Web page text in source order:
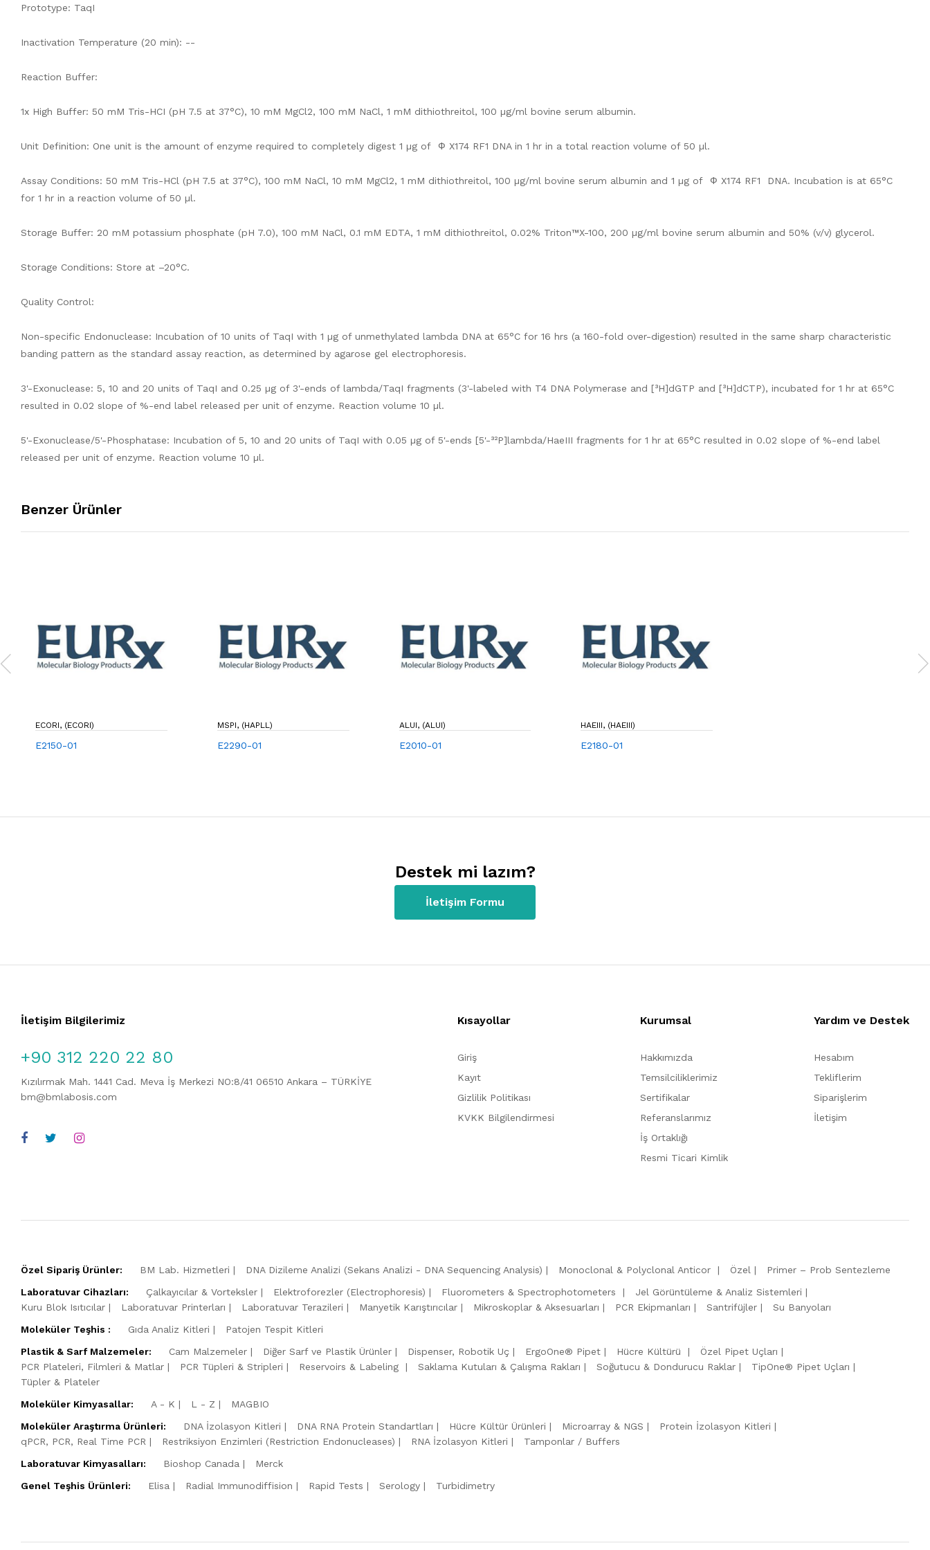
Prototype: TaqI
Inactivation Temperature (20 min): --
Reaction Buffer:
1x High Buffer: 50 mM Tris-HCI (pH 7.5 at 37°C), 10 mM MgCl2, 100 mM NaCl, 1 mM dithiothreitol, 100 µg/ml bovine serum albumin.
Unit Definition: One unit is the amount of enzyme required to completely digest 1 µg of Ф X174 RF1 DNA in 1 hr in a total reaction volume of 50 µl.
Assay Conditions: 50 mM Tris-HCl (pH 7.5 at 37°C), 100 mM NaCl, 10 mM MgCl2, 1 mM dithiothreitol, 100 µg/ml bovine serum albumin and 1 µg of Ф X174 RF1 DNA. Incubation is at 65°C
for 1 hr in a reaction volume of 50 µl.
Storage Buffer: 20 mM potassium phosphate (pH 7.0), 100 mM NaCl, 0.1 mM EDTA, 1 mM dithiothreitol, 0.02% Triton™X-100, 200 µg/ml bovine serum albumin and 50% (v/v) glycerol.
Storage Conditions: Store at –20°C.
Quality Control:
Non-specific Endonuclease: Incubation of 10 units of TaqI with 1 µg of unmethylated lambda DNA at 65°C for 16 hrs (a 160-fold over-digestion) resulted in the same sharp characteristic
banding pattern as the standard assay reaction, as determined by agarose gel electrophoresis.
3'-Exonuclease: 5, 10 and 20 units of TaqI and 0.25 µg of 3'-ends of lambda/TaqI fragments (3'-labeled with T4 DNA Polymerase and [³H]dGTP and [³H]dCTP), incubated for 1 hr at 65°C
resulted in 0.02 slope of %-end label released per unit of enzyme. Reaction volume 10 µl.
5'-Exonuclease/5'-Phosphatase: Incubation of 5, 10 and 20 units of TaqI with 0.05 µg of 5'-ends [5'-³²P]lambda/HaeIII fragments for 1 hr at 65°C resulted in 0.02 slope of %-end label
released per unit of enzyme. Reaction volume 10 µl.
Benzer Ürünler
ECORI, (ECORI)
E2150-01
MSPI, (HAPLL)
E2290-01
ALUI, (ALUI)
E2010-01
HAEIII, (HAEIII)
E2180-01
Destek mi lazım?
İletişim Formu
İletişim Bilgilerimiz
+90 312 220 22 80
Kızılırmak Mah. 1441 Cad. Meva İş Merkezi NO:8/41 06510 Ankara – TÜRKİYE
bm@bmlabosis.com
Kısayollar
Giriş
Kayıt
Gizlilik Politikası
KVKK Bilgilendirmesi
Kurumsal
Hakkımızda
Temsilciliklerimiz
Sertifikalar
Referanslarımız
İş Ortaklığı
Resmi Ticari Kimlik
Yardım ve Destek
Hesabım
Tekliflerim
Siparişlerim
İletişim
Özel Sipariş Ürünler: BM Lab. Hizmetleri DNA Dizileme Analizi (Sekans Analizi - DNA Sequencing Analysis) Monoclonal & Polyclonal Anticor Özel
Primer – Prob Sentezleme
Laboratuvar Cihazları:
Çalkayıcılar & Vorteksler Elektroforezler (Electrophoresis) Fluorometers & Spectrophotometers
Jel Görüntüleme & Analiz Sistemleri
Kuru Blok Isıtıcılar
Laboratuvar Printerları Laboratuvar Terazileri Manyetik Karıştırıcılar Mikroskoplar & Aksesuarları PCR Ekipmanları Santrifüjler
Su Banyoları
Moleküler Teşhis :
Gıda Analiz Kitleri
Patojen Tespit Kitleri
Plastik & Sarf Malzemeler:
Cam Malzemeler Diğer Sarf ve Plastik Ürünler Dispenser, Robotik Uç ErgoOne® Pipet Hücre Kültürü
Özel Pipet Uçları
PCR Plateleri, Filmleri & Matlar
PCR Tüpleri & Stripleri Reservoirs & Labeling Saklama Kutuları & Çalışma Rakları Soğutucu & Dondurucu Raklar
TipOne® Pipet Uçları
Tüpler & Plateler
Moleküler Kimyasallar:
A - K L - Z
MAGBIO
Moleküler Araştırma Ürünleri:
DNA İzolasyon Kitleri DNA RNA Protein Standartları Hücre Kültür Ürünleri Microarray & NGS
Protein İzolasyon Kitleri
qPCR, PCR, Real Time PCR
Restriksiyon Enzimleri (Restriction Endonucleases) RNA İzolasyon Kitleri
Tamponlar / Buffers
Laboratuvar Kimyasalları:
Bioshop Canada
Merck
Genel Teşhis Ürünleri:
Elisa Radial Immunodiffision Rapid Tests Serology Turbidimetry